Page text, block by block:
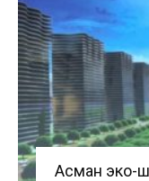
Асман эко-